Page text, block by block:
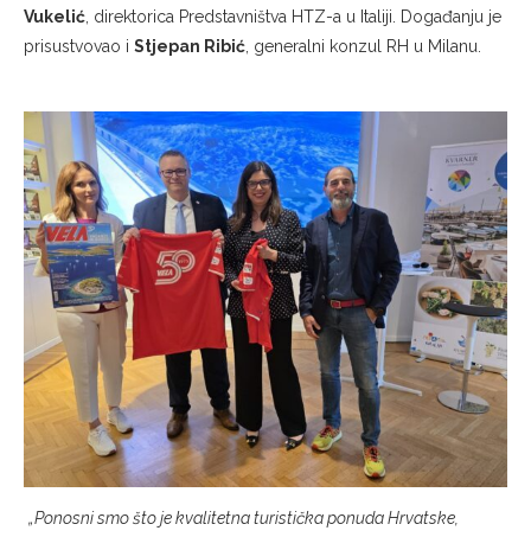
Vukelić , direktorica Predstavništva HTZ-a u Italiji. Događanju je
prisustvovao i Stjepan Ribić , generalni konzul RH u Milanu.
„Ponosni smo što je kvalitetna turistička ponuda Hrvatske,